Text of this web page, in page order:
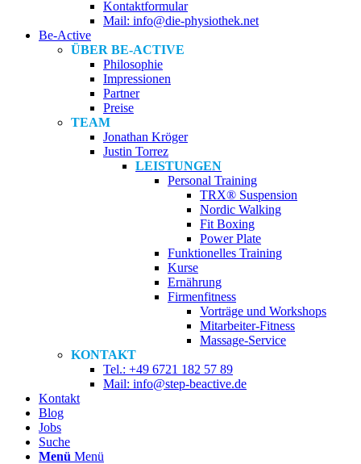
Kontaktformular
Mail: info@die-physiothek.net
Be-Active
ÜBER BE-ACTIVE
Philosophie
Impressionen
Partner
Preise
TEAM
Jonathan Kröger
Justin Torrez
LEISTUNGEN
Personal Training
TRX® Suspension
Nordic Walking
Fit Boxing
Power Plate
Funktionelles Training
Kurse
Ernährung
Firmenfitness
Vorträge und Workshops
Mitarbeiter-Fitness
Massage-Service
KONTAKT
Tel.: +49 6721 182 57 89
Mail: info@step-beactive.de
Kontakt
Blog
Jobs
Suche
Menü Menü